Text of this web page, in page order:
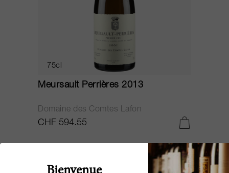
75cl
Meursault Perrières 2013
Domaine des Comtes Lafon
CHF 594.55